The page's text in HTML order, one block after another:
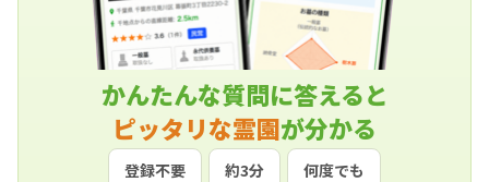
かんたんな質問に答えると
ピッタリな霊園が分かる
登録不要 約3分 何度でも